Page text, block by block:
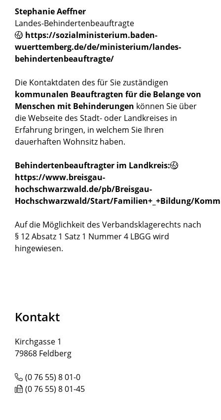
Stephanie Aeffner
Landes-Behindertenbeauftragte
https://sozialministerium.baden-
wuerttemberg.de/de/ministerium/landes-
behindertenbeauftragte/
Die Kontaktdaten des für Sie zuständigen
kommunalen Beauftragten für die Belange von
Menschen mit Behinderungen können Sie über
die Webseite des Stadt- oder Landkreises in
Erfahrung bringen, in welchem Sie Ihren
dauerhaften Wohnsitz haben.
Behindertenbeauftragter im Landkreis:
https://www.breisgau-
hochschwarzwald.de/pb/Breisgau-
Hochschwarzwald/Start/Familien+_+Bildung/
Auf die Möglichkeit des Verbandsklagerechts nach
§ 12 Absatz 1 Satz 1 Nummer 4 LBGG wird
hingewiesen.
Kontakt
Kirchgasse 1
79868 Feldberg
(076 55) 801-0
(076 55) 801-45